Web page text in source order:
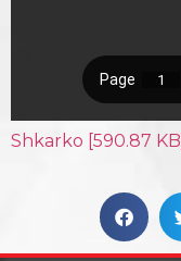
Shkarko [590.87 KB]